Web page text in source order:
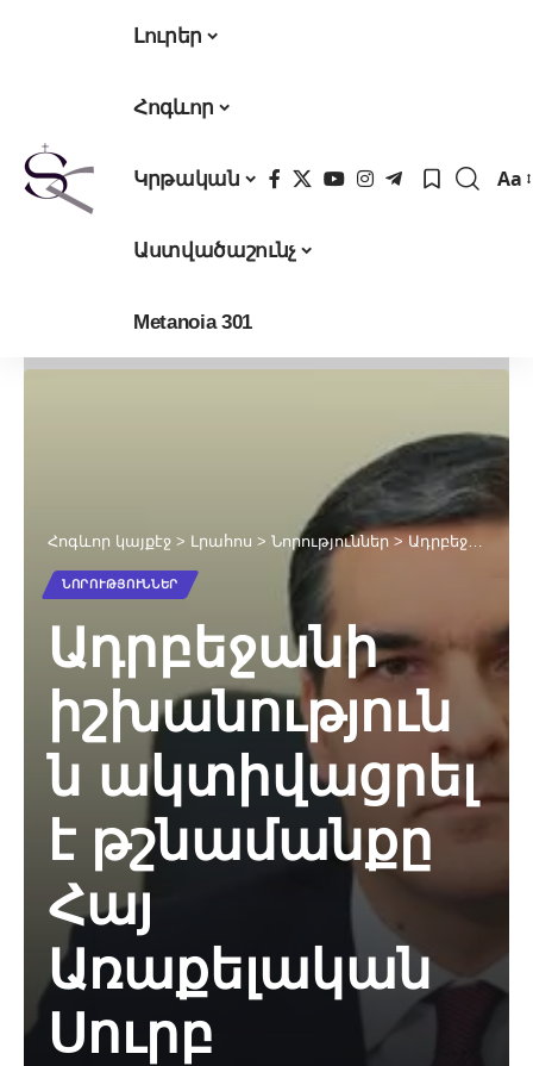
Լուրեր
Հոգևոր
Կրթական
Աստվածաշունչ
Metanoia 301
Aa
Հոգևոր կայքէջ > Լրահոս > Նորություններ > Ադրբեջանի իշխանությունն ակտիվացրել է թշնամանքը Հայ Առաքելական Սուրբ Եկեղեցու նկատմամբ. Արման Թաթոյան
ՆՈՐՈՒԹՅՈՒՆՆԵՐ
Ադրբեջանի
իշխանություն
ն ակտիվացրել
է թշնամանքը
Հայ
Առաքելական
Սուրբ